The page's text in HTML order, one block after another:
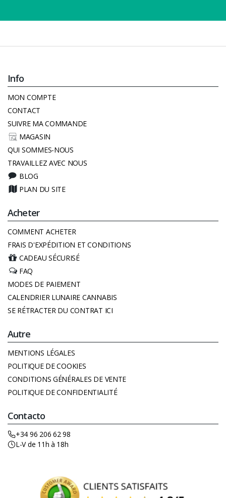
Info
MON COMPTE
CONTACT
SUIVRE MA COMMANDE
MAGASIN
QUI SOMMES-NOUS
TRAVAILLEZ AVEC NOUS
BLOG
PLAN DU SITE
Acheter
COMMENT ACHETER
FRAIS D'EXPÉDITION ET CONDITIONS
CADEAU SÉCURISÉ
FAQ
MODES DE PAIEMENT
CALENDRIER LUNAIRE CANNABIS
SE RÉTRACTER DU CONTRAT ICI
Autre
MENTIONS LÉGALES
POLITIQUE DE COOKIES
CONDITIONS GÉNÉRALES DE VENTE
POLITIQUE DE CONFIDENTIALITÉ
Contacto
+34 96 206 62 98
L-V de 11h à 18h